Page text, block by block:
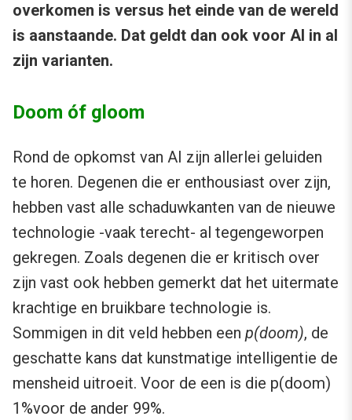
overkomen is versus het einde van de wereld
is aanstaande. Dat geldt dan ook voor AI in al
zijn varianten.
Doom óf gloom
Rond de opkomst van AI zijn allerlei geluiden
te horen. Degenen die er enthousiast over zijn,
hebben vast alle schaduwkanten van de nieuwe
technologie -vaak terecht- al tegengeworpen
gekregen. Zoals degenen die er kritisch over
zijn vast ook hebben gemerkt dat het uitermate
krachtige en bruikbare technologie is.
Sommigen in dit veld hebben een p(doom), de
geschatte kans dat kunstmatige intelligentie de
mensheid uitroeit. Voor de een is die p(doom)
1%voor de ander 99%.